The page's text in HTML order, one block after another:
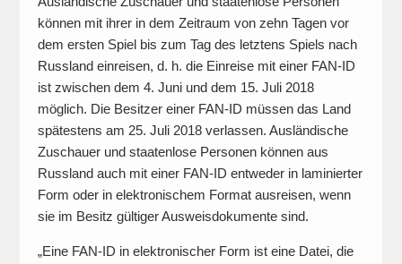
können mit ihrer in dem Zeitraum von zehn Tagen vor
dem ersten Spiel bis zum Tag des letztens Spiels nach
Russland einreisen, d. h. die Einreise mit einer FAN-ID
ist zwischen dem 4. Juni und dem 15. Juli 2018
möglich. Die Besitzer einer FAN-ID müssen das Land
spätestens am 25. Juli 2018 verlassen. Ausländische
Zuschauer und staatenlose Personen können aus
Russland auch mit einer FAN-ID entweder in laminierter
Form oder in elektronischem Format ausreisen, wenn
sie im Besitz gültiger Ausweisdokumente sind.
„Eine FAN-ID in elektronischer Form ist eine Datei, die